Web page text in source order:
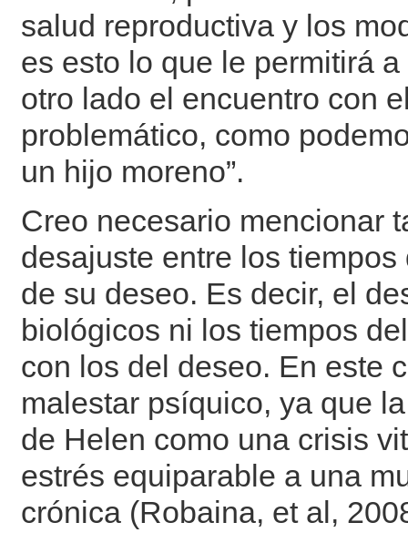
salud reproductiva y los
es esto lo que le permitirá
otro lado el encuentro con
problemático, como
un hijo moreno”.
Creo necesario mencionar
desajuste entre los
de su deseo. Es decir, el
biológicos ni los tiempos
con los del deseo. En este
malestar psíquico, ya que
de Helen como una crisis
estrés equiparable a una
crónica (Robaina, et al,